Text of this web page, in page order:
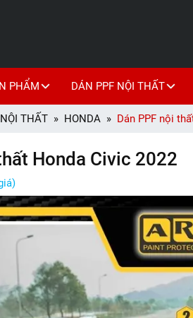
PHẨM DÁN PPF NỘI THẤT
THẤT HONDA Dán PPF nội
Honda Civic 2022